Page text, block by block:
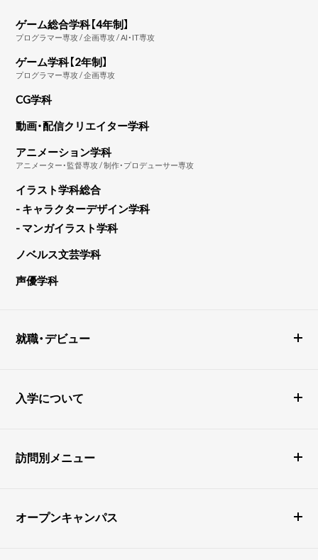
ゲーム総合学科【4年制】
プログラマー専攻 / 企画専攻 / AI・IT専攻
ゲーム学科【2年制】
プログラマー専攻 / 企画専攻
CG学科
動画・配信クリエイター学科
アニメーション学科
アニメーター・監督専攻 / 制作・プロデューサー専攻
イラスト学科総合
- キャラクターデザイン学科
- マンガイラスト学科
ノベルス文芸学科
声優学科
就職・デビュー
入学について
訪問別メニュー
オープンキャンパス